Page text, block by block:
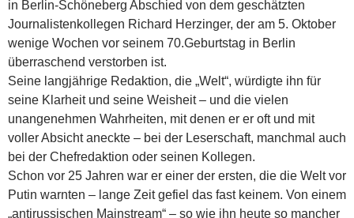
in Berlin-Schöneberg Abschied von dem geschätzten
Journalistenkollegen Richard Herzinger, der am 5. Oktober
wenige Wochen vor seinem 70.Geburtstag in Berlin
überraschend verstorben ist.
Seine langjährige Redaktion, die „Welt“, würdigte ihn für
seine Klarheit und seine Weisheit – und die vielen
unangenehmen Wahrheiten, mit denen er er oft und mit
voller Absicht aneckte – bei der Leserschaft, manchmal auch
bei der Chefredaktion oder seinen Kollegen.
Schon vor 25 Jahren war er einer der ersten, die die Welt vor
Putin warnten – lange Zeit gefiel das fast keinem. Von einem
„antirussischen Mainstream“ – so wie ihn heute so mancher